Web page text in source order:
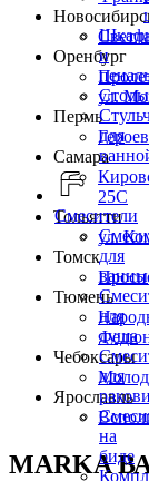
и
Столы
для
Смесители
для
ванны
для
душа
для
на
биде
Оренбург
ул.
Пермь
Самара
25С
Тольятти
ул.
Томск
Тюмень
Чебоксары
Ярославль
MARKA